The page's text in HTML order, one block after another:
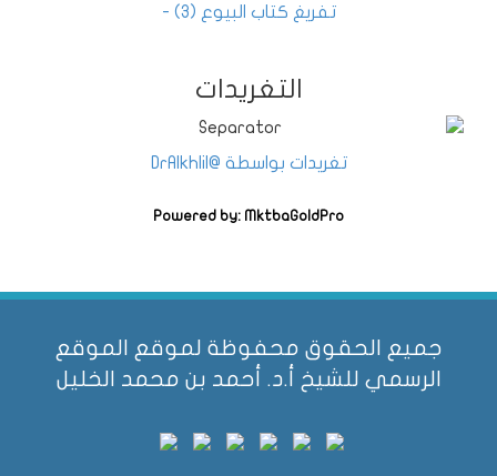
تفريغ كتاب البيوع (3) -
التغريدات
تغريدات بواسطة @DrAlkhlil
Powered by: MktbaGoldPro
جميع الحقوق محفوظة لموقع الموقع
الرسمي للشيخ أ.د. أحمد بن محمد الخليل